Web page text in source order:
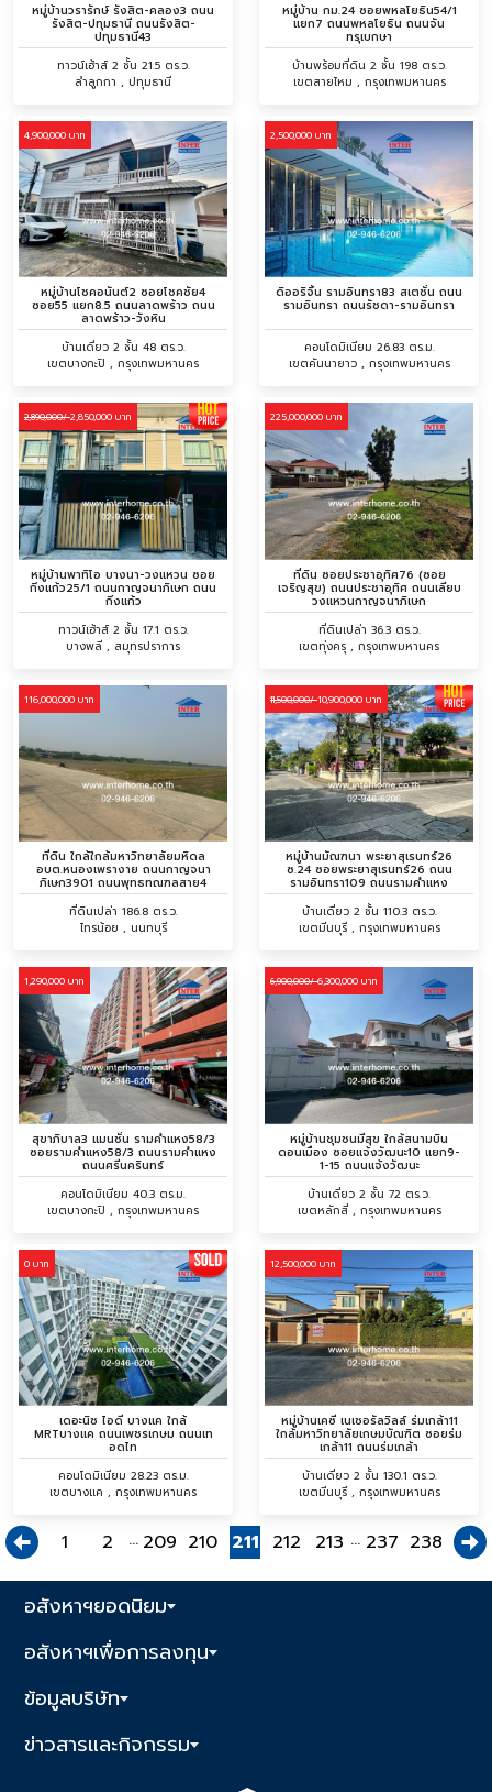
หมู่บ้านวรารักษ์ รังสิต-คลอง3 ถนน
รังสิต-ปทุมธานี ถนนรังสิต-
ปทุมธานี43
ทาวน์เฮ้าส์ 2 ชั้น 21.5 ตร.ว.
ลำลูกกา , ปทุมธานี
หมู่บ้าน กม.24 ซอยพหลโยธิน54/1
แยก7 ถนนพหลโยธิน ถนนจัน
ทรุเบกษา
บ้านพร้อมที่ดิน 2 ชั้น 198 ตร.ว.
เขตสายไหม , กรุงเทพมหานคร
4,900,000 บาท
หมู่บ้านโชคอนันต์2 ซอยโชคชัย4
ซอย55 แยก8.5 ถนนลาดพร้าว ถนน
ลาดพร้าว-วังหิน
บ้านเดี่ยว 2 ชั้น 48 ตร.ว.
เขตบางกะปิ , กรุงเทพมหานคร
2,500,000 บาท
ดิออริจิ้น รามอินทรา83 สเตชั่น ถนน
รามอินทรา ถนนรัชดา-รามอินทรา
คอนโดมิเนียม 26.83 ตร.ม.
เขตคันนายาว , กรุงเทพมหานคร
2,890,000/2,850,000 บาท
หมู่บ้านพาทิโอ บางนา-วงแหวน ซอย
กิ่งแก้ว25/1 ถนนกาญจนาภิเษก ถนน
กิ่งแก้ว
ทาวน์เฮ้าส์ 2 ชั้น 17.1 ตร.ว.
บางพลี , สมุทรปราการ
225,000,000 บาท
ที่ดิน ซอยประชาอุทิศ76 (ซอย
เจริญสุข) ถนนประชาอุทิศ ถนนเลียบ
วงแหวนกาญจนาภิเษก
ที่ดินเปล่า 36.3 ตร.ว.
เขตทุ่งครุ , กรุงเทพมหานคร
116,000,000 บาท
ที่ดิน ใกล้ใกล้มหาวิทยาลัยมหิดล
อบต.หนองเพรางาย ถนนกาญจนา
ภิเษก3901 ถนนพุทธทณฑลสาย4
ที่ดินเปล่า 186.8 ตร.ว.
ไทรน้อย , นนทบุรี
11,500,000/10,900,000 บาท
หมู่บ้านมัณฑนา พระยาสุเรนทร์26
ซ.24 ซอยพระยาสุเรนทร์26 ถนน
รามอินทรา109 ถนนรามคำแหง
บ้านเดี่ยว 2 ชั้น 110.3 ตร.ว.
เขตมีนบุรี , กรุงเทพมหานคร
1,290,000 บาท
สุขาภิบาล3 แมนชั่น รามคำแหง58/3
ซอยรามคำแหง58/3 ถนนรามคำแหง
ถนนศรีนครินทร์
คอนโดมิเนียม 40.3 ตร.ม.
เขตบางกะปิ , กรุงเทพมหานคร
6,900,000/6,300,000 บาท
หมู่บ้านชุมชนมีสุข ใกล้สนามบิน
ดอนเมือง ซอยแจ้งวัฒนะ10 แยก9-
1-15 ถนนแจ้งวัฒนะ
บ้านเดี่ยว 2 ชั้น 72 ตร.ว.
เขตหลักสี่ , กรุงเทพมหานคร
0 บาท
เดอะนิช ไอดี บางแค ใกล้
MRTบางแค ถนนเพชรเกษม ถนนเท
อดไท
คอนโดมิเนียม 28.23 ตร.ม.
เขตบางแค , กรุงเทพมหานคร
12,500,000 บาท
หมู่บ้านเคซี เนเชอรัลวิลล์ ร่มเกล้า11
ใกล้มหาวิทยาลัยเกษมบัณฑิต ซอยร่ม
เกล้า11 ถนนร่มเกล้า
บ้านเดี่ยว 2 ชั้น 130.1 ตร.ว.
เขตมีนบุรี , กรุงเทพมหานคร
1 2 ... 209 210 211 212 213 ... 237 238
อสังหาฯยอดนิยม
อสังหาฯเพื่อการลงทุน
ข้อมูลบริษัท
ข่าวสารและกิจกรรม